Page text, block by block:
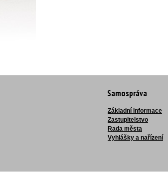
Samospráva
Základní informace
Zastupitelstvo
Rada města
Vyhlášky a nařízení